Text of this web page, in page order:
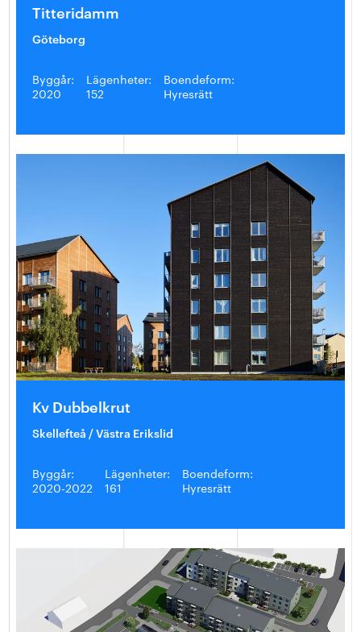
Titteridamm
Göteborg
Byggår:
2020
Lägenheter:
152
Boendeform:
Hyresrätt
Kv Dubbelkrut
Skellefteå / Västra Erikslid
Byggår:
2020-2022
Lägenheter:
161
Boendeform:
Hyresrätt